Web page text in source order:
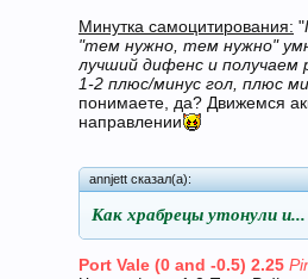
Минутка самоцитирования: "
"тем нужно, тем нужно"
лучший дифенс и получаем
1-2 плюс/минус гол, плюс
понимаете, да? Движемся
направлении
annjett сказал(а):
Как храбрецы утонули и...
Port Vale (0 and -0.5) 2.25